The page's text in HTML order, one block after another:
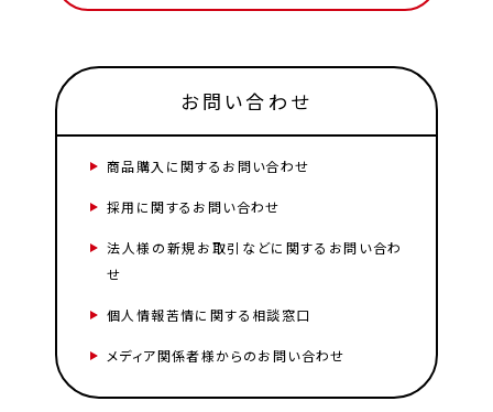
お問い合わせ
商品購入に関するお問い合わせ
採用に関するお問い合わせ
法人様の新規お取引などに関するお問い合わ
せ
個人情報苦情に関する相談窓口
メディア関係者様からのお問い合わせ